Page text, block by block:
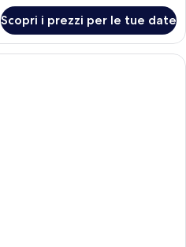
Scopri i prezzi per le tue date